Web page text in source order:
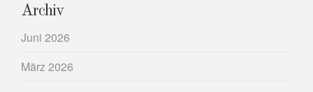
Archiv
Juni 2026
März 2026